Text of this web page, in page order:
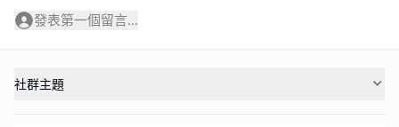
發表第一個留言...
社群主題